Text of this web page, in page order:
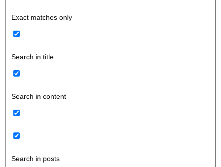
Exact matches only
Search in title
Search in content
Search in posts